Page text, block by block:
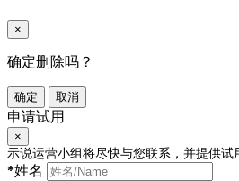
×
确定删除吗？
确定 取消
申请试用
×
示说运营小组将尽快与您联系，并提供试
*姓名